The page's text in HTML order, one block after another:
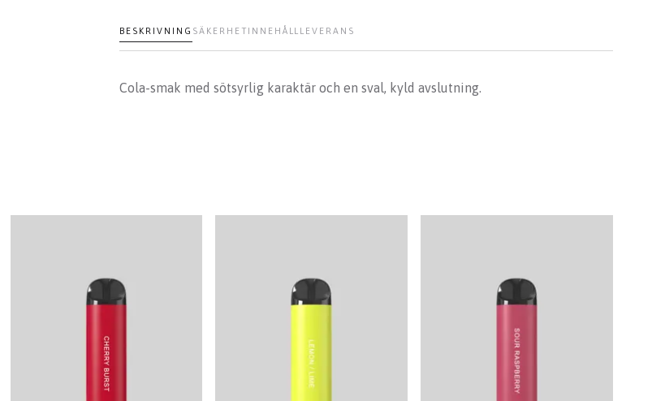
BESKRIVNING SÄKERHET INNEHÅLL LEVERANS
Cola-smak med sötsyrlig karaktär och en sval, kyld avslutning.